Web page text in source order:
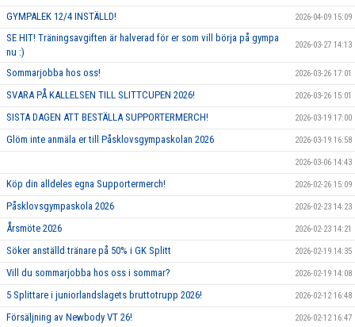
GYMPALEK 12/4 INSTÄLLD! 2026-04-09 15:09
SE HIT! Träningsavgiften är halverad för er som vill börja på gympa
nu :)
2026-03-27 14:13
Sommarjobba hos oss! 2026-03-26 17:01
SVARA PÅ KALLELSEN TILL SLITTCUPEN 2026! 2026-03-26 15:01
SISTA DAGEN ATT BESTÄLLA SUPPORTERMERCH! 2026-03-19 17:00
Glöm inte anmäla er till Påsklovsgympaskolan 2026 2026-03-19 16:58
2026-03-06 14:43
Köp din alldeles egna Supportermerch! 2026-02-26 15:09
Påsklovsgympaskola 2026 2026-02-23 14:23
Årsmöte 2026 2026-02-23 14:21
Söker anställd tränare på 50% i GK Splitt 2026-02-19 14:35
Vill du sommarjobba hos oss i sommar? 2026-02-19 14:08
5 Splittare i juniorlandslagets bruttotrupp 2026! 2026-02-12 16:48
Försäljning av Newbody VT 26! 2026-02-12 16:47